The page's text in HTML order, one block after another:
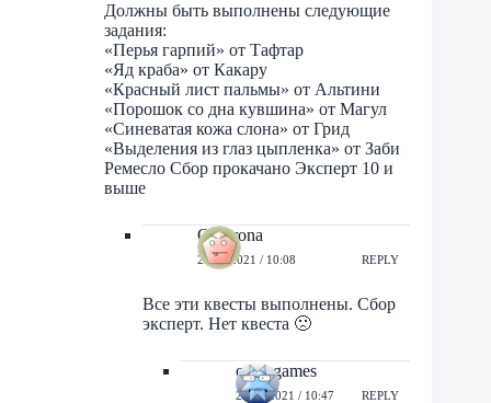
Должны быть выполнены следующие
задания:
«Перья гарпий» от Тафтар
«Яд краба» от Какару
«Красный лист пальмы» от Альтини
«Порошок со дна кувшина» от Магул
«Синеватая кожа слона» от Грид
«Выделения из глаз цыпленка» от Заби
Ремесло Сбор прокачано Эксперт 10 и
выше
Q_Arona
22/02/2021 / 10:08 REPLY
Все эти квесты выполнены. Сбор
эксперт. Нет квеста 🙁
orbit-games
22/02/2021 / 10:47 REPLY